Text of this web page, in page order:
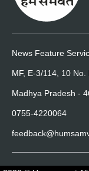
News Feature
MF, E-3/114, 10
Madhya Pradesh -
0755-4220064